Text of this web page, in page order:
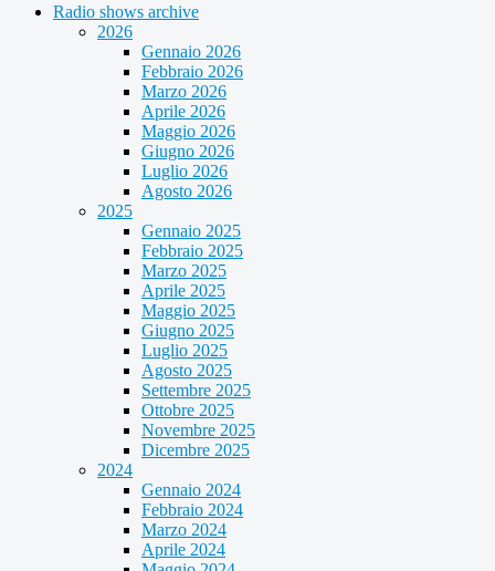
Radio shows archive
2026
Gennaio 2026
Febbraio 2026
Marzo 2026
Aprile 2026
Maggio 2026
Giugno 2026
Luglio 2026
Agosto 2026
2025
Gennaio 2025
Febbraio 2025
Marzo 2025
Aprile 2025
Maggio 2025
Giugno 2025
Luglio 2025
Agosto 2025
Settembre 2025
Ottobre 2025
Novembre 2025
Dicembre 2025
2024
Gennaio 2024
Febbraio 2024
Marzo 2024
Aprile 2024